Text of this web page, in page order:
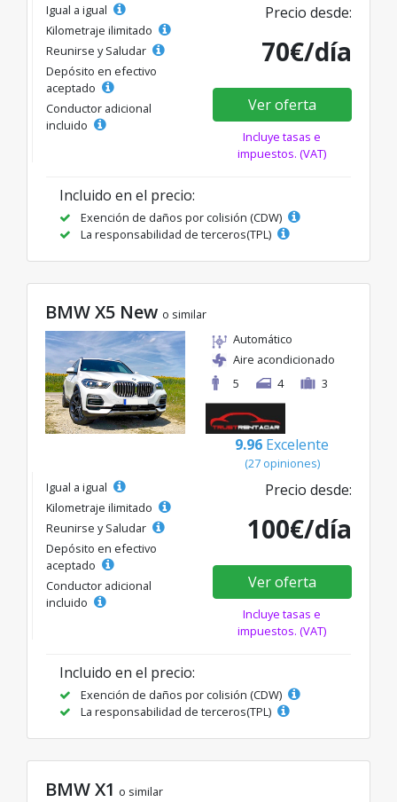
Igual a igual
Kilometraje ilimitado
Reunirse y Saludar
Depósito en efectivo
aceptado
Conductor adicional
incluido
Precio desde:
70€/día
Ver oferta
Incluye tasas e
impuestos. (VAT)
Incluido en el precio:
Exención de daños por colisión (CDW)
La responsabilidad de terceros(TPL)
BMW X5 New o similar
Automático
Aire acondicionado
5
4 3
9.96 Excelente
(27 opiniones)
Igual a igual
Kilometraje ilimitado
Reunirse y Saludar
Depósito en efectivo
aceptado
Conductor adicional
incluido
Precio desde:
100€/día
Ver oferta
Incluye tasas e
impuestos. (VAT)
Incluido en el precio:
Exención de daños por colisión (CDW)
La responsabilidad de terceros(TPL)
BMW X1 o similar